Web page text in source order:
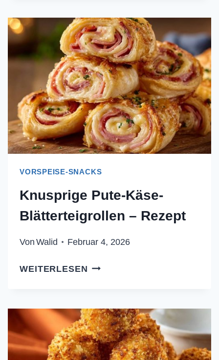
HONIG,
WALNÜSSEN
UND
THYMIAN
–
REZEPT
VORSPEISE-SNACKS
Knusprige Pute-Käse-
Blätterteigrollen – Rezept
Von Walid Februar 4, 2026
WEITERLESEN KNUSPRIGE
BLÄTTERTEIGROLLEN
–
REZEPT